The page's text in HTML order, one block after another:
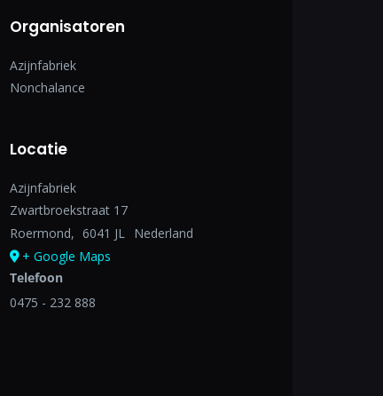
Organisatoren
Azijnfabriek
Nonchalance
Locatie
Azijnfabriek
Zwartbroekstraat 17
Roermond, 6041 JL
Nederland
+ Google Maps
Telefoon
0475 - 232 888